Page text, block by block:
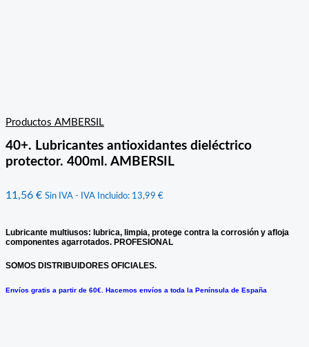
Productos AMBERSIL
40+. Lubricantes antioxidantes dieléctrico
protector. 400ml. AMBERSIL
11,56 € Sin IVA - IVA Incluido: 13,99 €
Lubricante multiusos: lubrica, limpia, protege contra la corrosión y afloja
componentes agarrotados. PROFESIONAL
SOMOS DISTRIBUIDORES OFICIALES.
Envíos gratis a partir de 60€. Hacemos envíos a toda la Península de España